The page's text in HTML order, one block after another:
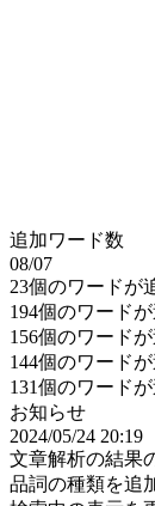
追加ワード数
08/07
23個のワードが
194個のワード
156個のワード
144個のワード
131個のワード
お知らせ
2024/05/24 20:19
文章解析の結果
品詞の種類を追